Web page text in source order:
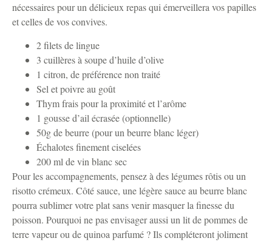
nécessaires pour un délicieux repas qui émerveillera vos papilles
et celles de vos convives.
2 filets de lingue
3 cuillères à soupe d’huile d’olive
1 citron, de préférence non traité
Sel et poivre au goût
Thym frais pour la proximité et l’arôme
1 gousse d’ail écrasée (optionnelle)
50g de beurre (pour un beurre blanc léger)
Échalotes finement ciselées
200 ml de vin blanc sec
Pour les accompagnements, pensez à des légumes rôtis ou un
risotto crémeux. Côté sauce, une légère sauce au beurre blanc
pourra sublimer votre plat sans venir masquer la finesse du
poisson. Pourquoi ne pas envisager aussi un lit de pommes de
terre vapeur ou de quinoa parfumé ? Ils compléteront joliment